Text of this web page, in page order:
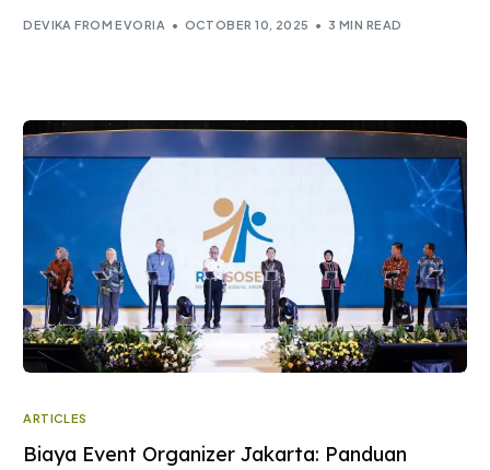
DEVIKA FROM EVORIA OCTOBER 10, 2025 3 MIN READ
ARTICLES
Biaya Event Organizer Jakarta: Panduan